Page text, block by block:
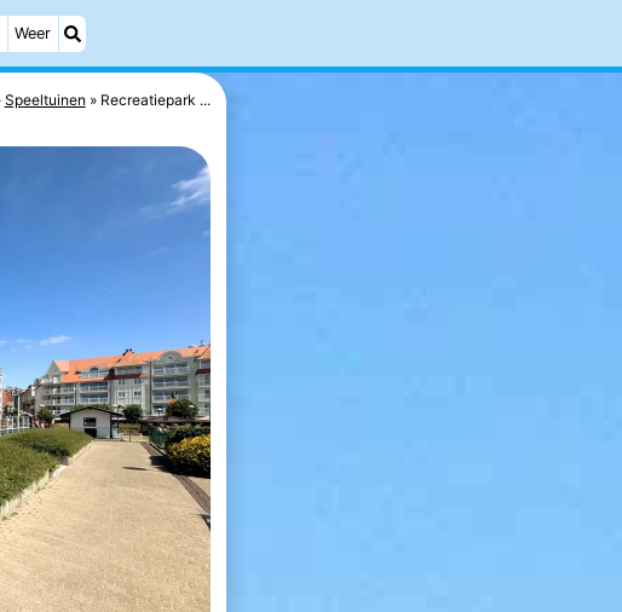
Weer
Speeltuinen Recreatiepark ...